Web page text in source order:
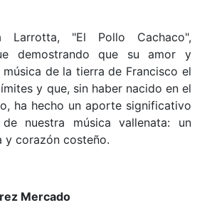
Larrotta, "El Pollo Cachaco",
demostrando que su amor y
de la tierra de Francisco el
y que, sin haber nacido en el
ha hecho un aporte significativo
nuestra música vallenata: un
y corazón costeño.
Mercado